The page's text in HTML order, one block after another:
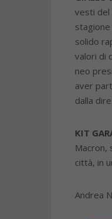
vesti del
solido
valori di
neo
aver
dalla
KIT
Macron,
città, in
Andrea